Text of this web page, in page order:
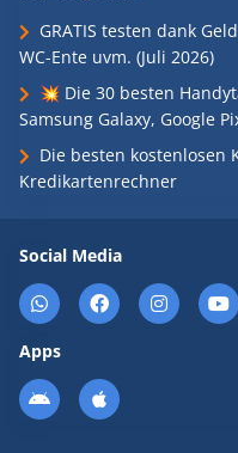
GRATIS testen dank
WC-Ente uvm. (Juli 2026)
💥 Die 30 besten
Samsung Galaxy, Google
Die besten kostenlosen
Kredikartenrechner
Social Media
Apps